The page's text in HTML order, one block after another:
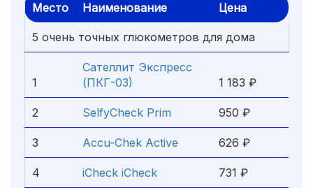
Место Наименование Цена
5 очень точных глюкометров для дома
1
Сателлит Экспресс
(ПКГ-03)
1 183 ₽
2 SelfyCheck Prim 950 ₽
3 Accu-Chek Active 626 ₽
4 iCheck iCheck 731 ₽